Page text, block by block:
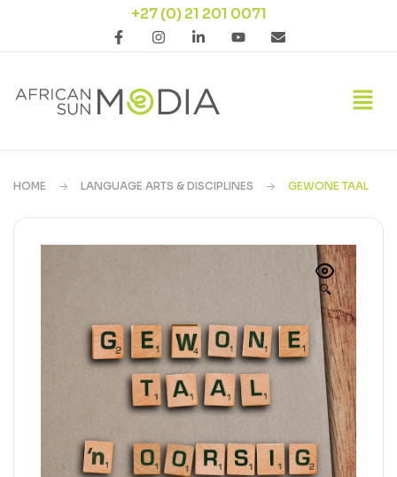
+27 (0) 21 201 0071
HOME LANGUAGE ARTS & DISCIPLINES GEWONE TAAL
🔍